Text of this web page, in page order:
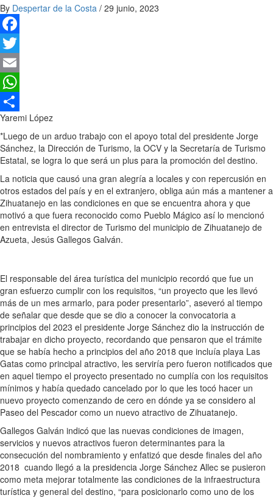
By Despertar de la Costa / 29 junio, 2023
Facebook
Twitter
Email
WhatsApp
Compartir
Yaremi López
*Luego de un arduo trabajo con el apoyo total del presidente Jorge
Sánchez, la Dirección de Turismo, la OCV y la Secretaría de Turismo
Estatal, se logra lo que será un plus para la promoción del destino.
La noticia que causó una gran alegría a locales y con repercusión en
otros estados del país y en el extranjero, obliga aún más a mantener a
Zihuatanejo en las condiciones en que se encuentra ahora y que
motivó a que fuera reconocido como Pueblo Mágico así lo mencionó
en entrevista el director de Turismo del municipio de Zihuatanejo de
Azueta, Jesús Gallegos Galván.
El responsable del área turística del municipio recordó que fue un
gran esfuerzo cumplir con los requisitos, “un proyecto que les llevó
más de un mes armarlo, para poder presentarlo”, aseveró al tiempo
de señalar que desde que se dio a conocer la convocatoria a
principios del 2023 el presidente Jorge Sánchez dio la instrucción de
trabajar en dicho proyecto, recordando que pensaron que el trámite
que se había hecho a principios del año 2018 que incluía playa Las
Gatas como principal atractivo, les serviría pero fueron notificados que
en aquel tiempo el proyecto presentado no cumplía con los requisitos
mínimos y había quedado cancelado por lo que les tocó hacer un
nuevo proyecto comenzando de cero en dónde ya se considero al
Paseo del Pescador como un nuevo atractivo de Zihuatanejo.
Gallegos Galván indicó que las nuevas condiciones de imagen,
servicios y nuevos atractivos fueron determinantes para la
consecución del nombramiento y enfatizó que desde finales del año
2018 cuando llegó a la presidencia Jorge Sánchez Allec se pusieron
como meta mejorar totalmente las condiciones de la infraestructura
turística y general del destino, “para posicionarlo como uno de los